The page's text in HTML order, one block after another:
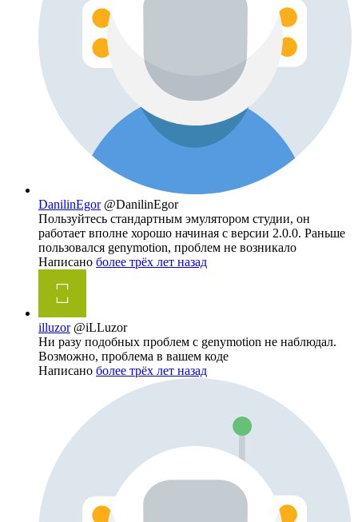
DanilinEgor @DanilinEgor
Пользуйтесь стандартным эмулятором студии, он
работает вполне хорошо начиная с версии 2.0.0. Раньше
пользовался genymotion, проблем не возникало
Написано более трёх лет назад
illuzor @iLLuzor
Ни разу подобных проблем с genymotion не наблюдал.
Возможно, проблема в вашем коде
Написано более трёх лет назад